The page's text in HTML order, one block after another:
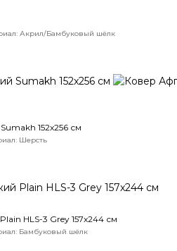
Акрил/Бамбуковый шёлк
152x256 см
Шерсть
HLS-3 Grey 157x244 см
Бамбуковый шёлк